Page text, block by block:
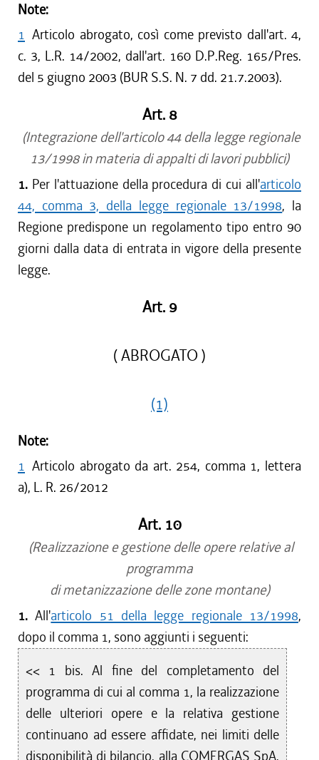
Note:
1 Articolo abrogato, così come previsto dall'art. 4,
c. 3, L.R. 14/2002, dall'art. 160 D.P.Reg. 165/Pres.
del 5 giugno 2003 (BUR S.S. N. 7 dd. 21.7.2003).
Art. 8
(Integrazione dell'articolo 44 della legge regionale
13/1998 in materia di appalti di lavori pubblici)
1. Per l'attuazione della procedura di cui all'articolo
44, comma 3, della legge regionale 13/1998, la
Regione predispone un regolamento tipo entro 90
giorni dalla data di entrata in vigore della presente
legge.
Art. 9
( ABROGATO )
(1)
Note:
1 Articolo abrogato da art. 254, comma 1, lettera
a), L. R. 26/2012
Art. 10
(Realizzazione e gestione delle opere relative al
programma
di metanizzazione delle zone montane)
1. All'articolo 51 della legge regionale 13/1998,
dopo il comma 1, sono aggiunti i seguenti:
<< 1 bis. Al fine del completamento del
programma di cui al comma 1, la realizzazione
delle ulteriori opere e la relativa gestione
continuano ad essere affidate, nei limiti delle
disponibilità di bilancio, alla COMERGAS SpA,